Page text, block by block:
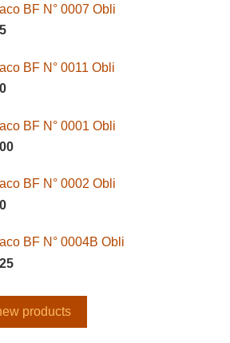
BF N° 0007 Obli
BF N° 0011 Obli
BF N° 0001 Obli
BF N° 0002 Obli
BF N° 0004B Obli
products